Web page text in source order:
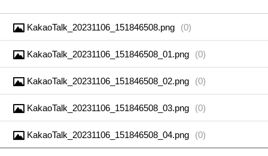
KakaoTalk_20231106_151846508.png (0)
KakaoTalk_20231106_151846508_01.png (0)
KakaoTalk_20231106_151846508_02.png (0)
KakaoTalk_20231106_151846508_03.png (0)
KakaoTalk_20231106_151846508_04.png (0)